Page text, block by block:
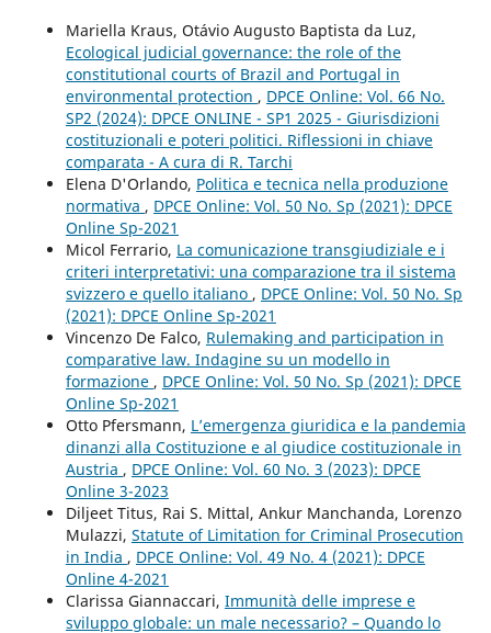
Mariella Kraus, Otávio Augusto Baptista da Luz,
Ecological judicial governance: the role of the
constitutional courts of Brazil and Portugal in
environmental protection , DPCE Online: Vol. 66 No.
SP2 (2024): DPCE ONLINE - SP1 2025 - Giurisdizioni
costituzionali e poteri politici. Riflessioni in chiave
comparata - A cura di R. Tarchi
Elena D'Orlando, Politica e tecnica nella produzione
normativa , DPCE Online: Vol. 50 No. Sp (2021): DPCE
Online Sp-2021
Micol Ferrario, La comunicazione transgiudiziale e i
criteri interpretativi: una comparazione tra il sistema
svizzero e quello italiano , DPCE Online: Vol. 50 No. Sp
(2021): DPCE Online Sp-2021
Vincenzo De Falco, Rulemaking and participation in
comparative law. Indagine su un modello in
formazione , DPCE Online: Vol. 50 No. Sp (2021): DPCE
Online Sp-2021
Otto Pfersmann, L’emergenza giuridica e la pandemia
dinanzi alla Costituzione e al giudice costituzionale in
Austria , DPCE Online: Vol. 60 No. 3 (2023): DPCE
Online 3-2023
Diljeet Titus, Rai S. Mittal, Ankur Manchanda, Lorenzo
Mulazzi, Statute of Limitation for Criminal Prosecution
in India , DPCE Online: Vol. 49 No. 4 (2021): DPCE
Online 4-2021
Clarissa Giannaccari, Immunità delle imprese e
sviluppo globale: un male necessario? – Quando lo